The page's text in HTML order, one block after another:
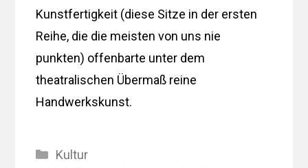
Kunstfertigkeit (diese Sitze in der ersten
Reihe, die die meisten von uns nie
punkten) offenbarte unter dem
theatralischen Übermaß reine
Handwerkskunst.
Kategorien
Kultur